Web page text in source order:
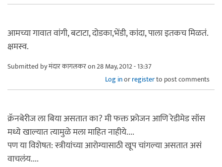
आमच्या गावात वांगी, बटाटा, दोडका,भेंडी, कांदा, पाला इतकच मिळतं.
क्षमस्व.
Submitted byमंदार कागलकरon 28 May, 2012 - 13:37
Log inorregisterto post comments
क्रॅनबेरीज ला बिया असतात का? मी फक्त फ्रोजन आणि रेडीमेड सॉस
मध्ये खाल्यात त्यामुळे मला माहित नाहीये....
पण या विशेषत: स्त्रीयांच्या आरोग्यासाठी खूप चांगल्या असतात असं
वाचलंय....